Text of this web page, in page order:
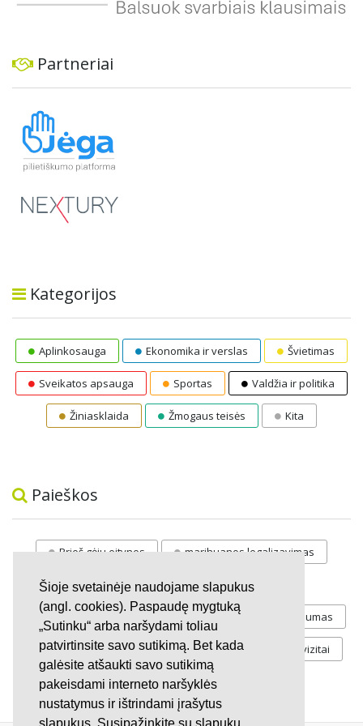
Šioje svetainėje naudojame slapukus
(angl. cookies). Paspaudę mygtuką
„Sutinku“ arba naršydami toliau
patvirtinsite savo sutikimą. Bet kada
galėsite atšaukti savo sutikimą
pakeisdami interneto naršyklės
nustatymus ir ištrindami įrašytus
Partneriai
Kategorijos
Aplinkosauga Ekonomika ir verslas Švietimas
Sveikatos apsauga Sportas Valdžia ir politika
Žiniasklaida Žmogaus teisės Kita
Paieškos
Prieš gėju eitynes marihuanos legalizavimas
STOP vaiku atemimas
Pilnos moksleivių vasaros atostogos referendumas
Keliu jaunystės Valandos Rekvizitai
Investicijos